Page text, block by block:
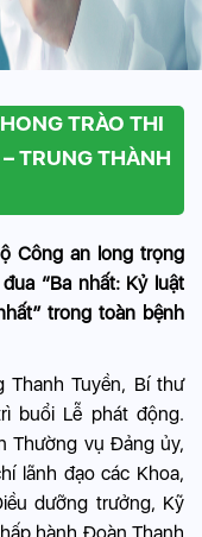
TRÀO THI
TRUNG THÀNH
Công an long trọng
“Ba nhất: Kỷ luật
trong toàn bệnh
Thanh Tuyền, Bí thư
buổi Lễ phát động.
Thường vụ Đảng ủy,
lãnh đạo các Khoa,
dưỡng trưởng, Kỹ